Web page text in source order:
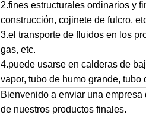
2.fines estructurales ordinarios y
construcción, cojinete de fulcro,
3.el transporte de fluidos en los
gas, etc.
4.puede usarse en calderas de
vapor, tubo de humo grande,
Bienvenido a enviar una
de nuestros productos finales.